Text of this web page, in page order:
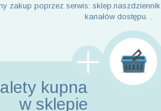
zakup poprzez serwis:
kanałów dostępu. .
kupna
w sklepie